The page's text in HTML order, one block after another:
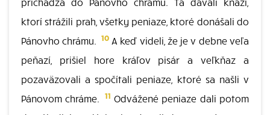
ktorí strážili prah, všetky peniaze, ktoré donášali do
Pánovho chrámu. 10A keď videli, že je v debne veľa
peňazí, prišiel hore kráľov pisár a veľkňaz a
pozaväzovali a spočítali peniaze, ktoré sa našli v
Pánovom chráme. 11 Odvážené peniaze dali potom